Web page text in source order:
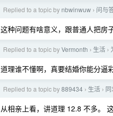
Replied to a topic by nbwinwuw › 问与
这种问题有啥意义，跟普通人把房
Replied to a topic byVermonth › 生活 ›
道理谁不懂啊，真要结婚你能分逼
Replied to a topic by889434 › 生活 ›
从相亲上看，讲道理 12.8 不多。